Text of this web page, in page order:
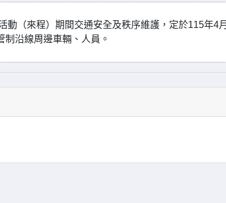
動（來程）期間交通安全及秩序維護，定於115年4
沿線周邊車輛、人員。